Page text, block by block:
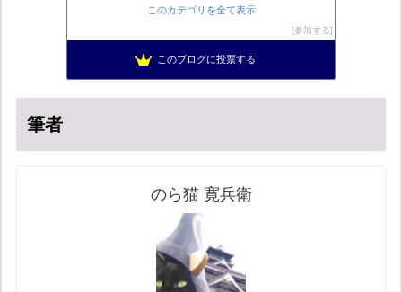
救国と自警の防犯草莽号_草莽愛知実行委員会、
真のジャーナリズムがここにある！
このカテゴリを全て表示
参加する
このブログに投票する
筆者
のら猫 寛兵衛